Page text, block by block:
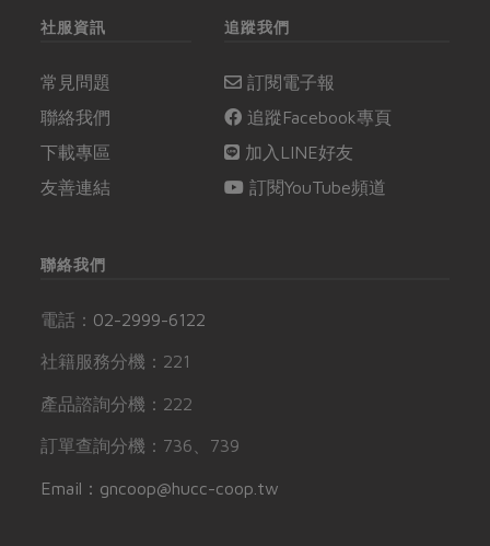
社服資訊
常見問題
聯絡我們
下載專區
友善連結
追蹤我們
訂閱電子報
追蹤Facebook專頁
加入LINE好友
訂閱YouTube頻道
聯絡我們
電話： 02-2999-6122
社籍服務分機：221
產品諮詢分機：222
訂單查詢分機：736、739
Email：gncoop@hucc-coop.tw